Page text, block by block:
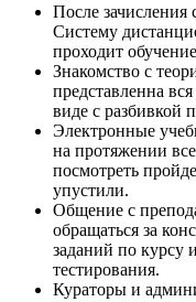
После
Систему
проходит
Знакомство с
представленна
виде с разбивкой
Электронные
на протяжении
посмотреть
упустили.
Общение с
обращаться за
заданий по курсу
тестирования.
Кураторы и